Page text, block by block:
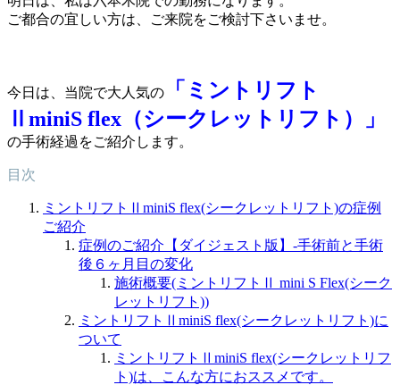
ご都合の宜しい方は、ご来院をご検討下さいませ。
今日は、当院で大人気の
「ミントリフト
ⅡminiS flex（シークレットリフト）」
の手術経過をご紹介します。
目次
ミントリフトⅡminiS flex(シークレットリフト)の症例
ご紹介
症例のご紹介【ダイジェスト版】-手術前と手術
後６ヶ月目の変化
施術概要(ミントリフトⅡ mini S Flex(シーク
レットリフト))
ミントリフトⅡminiS flex(シークレットリフト)に
ついて
ミントリフトⅡminiS flex(シークレットリフ
ト)は、こんな方におススメです。